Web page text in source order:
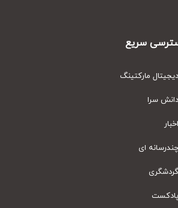
سریع
مارکتینگ
سرا
ای